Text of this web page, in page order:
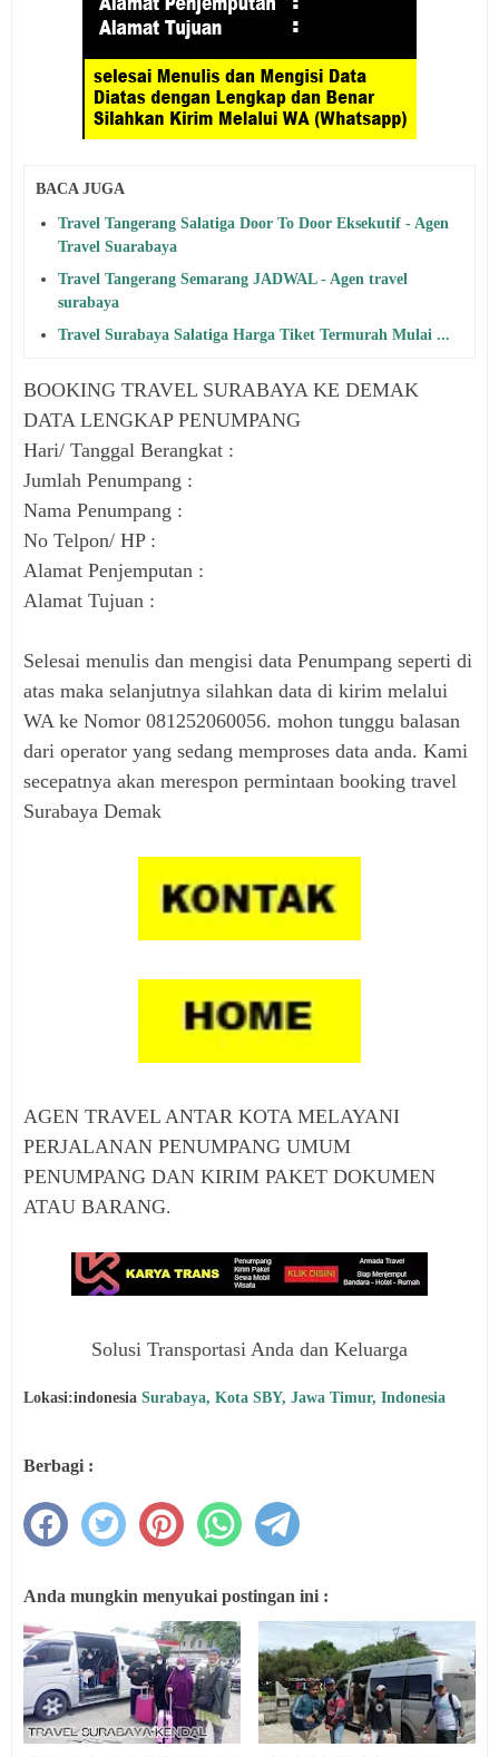
BACA JUGA
Travel Tangerang Salatiga Door To Door Eksekutif - Agen
Travel Suarabaya
Travel Tangerang Semarang JADWAL - Agen travel
surabaya
Travel Surabaya Salatiga Harga Tiket Termurah Mulai ...
BOOKING TRAVEL SURABAYA KE DEMAK
DATA LENGKAP PENUMPANG
Hari/ Tanggal Berangkat :
Jumlah Penumpang :
Nama Penumpang :
No Telpon/ HP :
Alamat Penjemputan :
Alamat Tujuan :
Selesai menulis dan mengisi data Penumpang seperti di
atas maka selanjutnya silahkan data di kirim melalui
WA ke Nomor 081252060056. mohon tunggu balasan
dari operator yang sedang memproses data anda. Kami
secepatnya akan merespon permintaan booking travel
Surabaya Demak
AGEN TRAVEL ANTAR KOTA MELAYANI
PERJALANAN PENUMPANG UMUM
PENUMPANG DAN KIRIM PAKET DOKUMEN
ATAU BARANG.
Solusi Transportasi Anda dan Keluarga
Lokasi:indonesia Surabaya, Kota SBY, Jawa Timur, Indonesia
Berbagi :
Anda mungkin menyukai postingan ini :